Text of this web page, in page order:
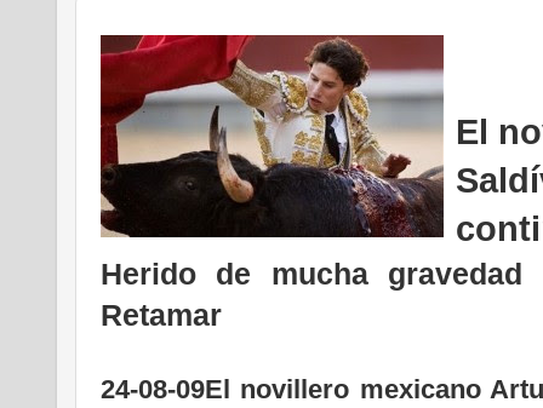
El
Herido de mucha
Retamar
24-08-09El novillero mexicano